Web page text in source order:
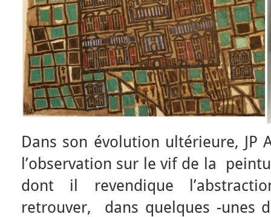
Dans son évolution ultérieure, JP
l’observation sur le vif de la
dont il revendique
retrouver, dans quelques -unes